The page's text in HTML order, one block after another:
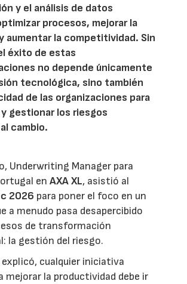
y el análisis de datos
procesos, mejorar la
aumentar la competitividad. Sin
éxito de estas
no depende únicamente
tecnológica, sino también
de las organizaciones para
gestionar los riesgos
cambio.
Underwriting Manager para
enAXA XL, asistió al
2026 para poner el foco en un
a menudo pasa desapercibido
de transformación
la gestión del riesgo.
cualquier iniciativa
mejorar la productividad debe ir